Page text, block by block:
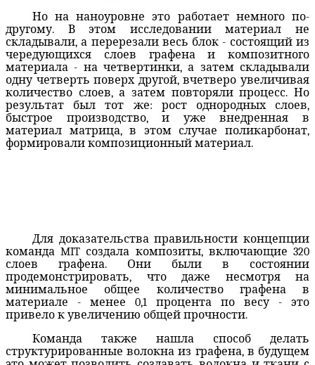
Но на наноуровне это работает немного по-
другому. В этом исследовании материал не
складывали, а перерезали весь блок - состоящий из
чередующихся слоев графена и композитного
материала - на четвертинки, а затем складывали
одну четверть поверх другой, вчетверо увеличивая
количество слоев, а затем повторяли процесс. Но
результат был тот же: рост однородных слоев,
быстрое производство, и уже внедренная в
материал матрица, в этом случае поликарбонат,
формировали композиционный материал.
Для доказательства правильности концепции
команда MIT создала композиты, включающие 320
слоев графена. Они были в состоянии
продемонстрировать, что даже несмотря на
минимальное общее количество графена в
материале - менее 0,1 процента по весу - это
привело к увеличению общей прочности.
Команда также нашла способ делать
структурированные волокна из графена, в будущем